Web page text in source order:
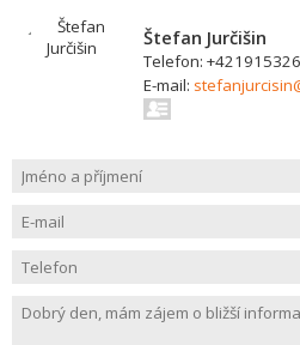
Štefan Jurčišin
Telefon:
E-mail: